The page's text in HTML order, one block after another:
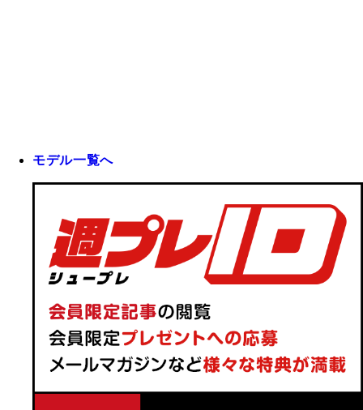
モデル一覧へ